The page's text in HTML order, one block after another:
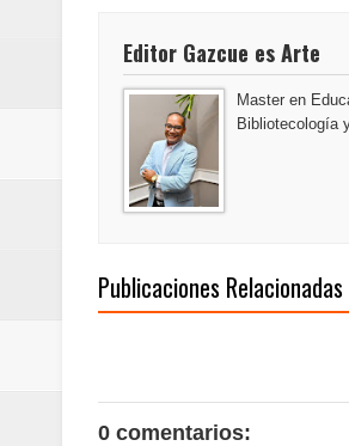
SEPROI
Editor Gazcue es Arte
Master en
Bibliotecología
Publicaciones Relacionadas
0 comentarios: